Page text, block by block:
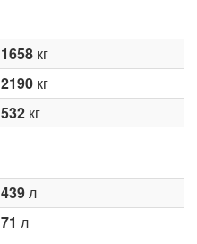
1658 кг
2190 кг
532 кг
439л
71 л